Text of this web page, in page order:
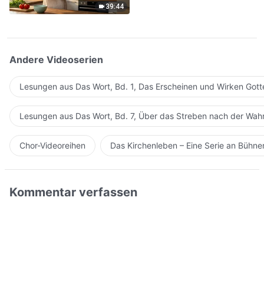
39:44
Andere Videoserien
Lesungen aus Das Wort, Bd. 1, Das Erscheinen und Wirken
Lesungen aus Das Wort, Bd. 7, Über das Streben nach der
Chor-Videoreihen Das Kirchenleben – Eine Serie an
Kommentar verfassen